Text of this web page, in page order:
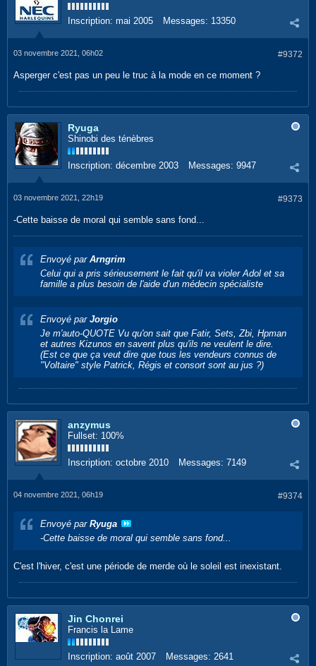
Inscription: mai 2005 Messages: 13350
#9372
03 novembre 2021, 06h02
Asperger c'est pas un peu le truc à la mode en ce moment ?
Ryuga
Shinobi des ténèbres
Inscription: décembre 2003 Messages: 9947
#9373
03 novembre 2021, 22h19
-Cette baisse de moral qui semble sans fond...
Envoyé par Arngrim
Celui qui a pris sérieusement le fait qu'il va violer Adol et sa
famille a plus besoin de l'aide d'un médecin spécialiste
Envoyé par Jorgio
Je m'auto-QUOTE Vu qu'on sait que Fatir, Sets, Zbi, Hpman
et autres Kizunos en savent plus qu'ils ne veulent le dire.
(Est ce que ça veut dire que tous les vendeurs connus de
"Voltaire" style Patrick, Régis et consort sont au jus ?)
anzymus
Fullset: 100%
Inscription: octobre 2010 Messages: 7149
#9374
04 novembre 2021, 06h19
Envoyé par Ryuga
-Cette baisse de moral qui semble sans fond...
C'est l'hiver, c'est une période de merde où le soleil est inexistant.
Jin Chonrei
Francis la Lame
Inscription: août 2007 Messages: 2641